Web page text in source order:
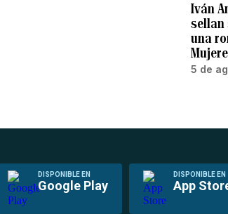
Iván
sellan
una
5 de
DISPONIBLE EN
Google Play
DISPONIBLE EN
App